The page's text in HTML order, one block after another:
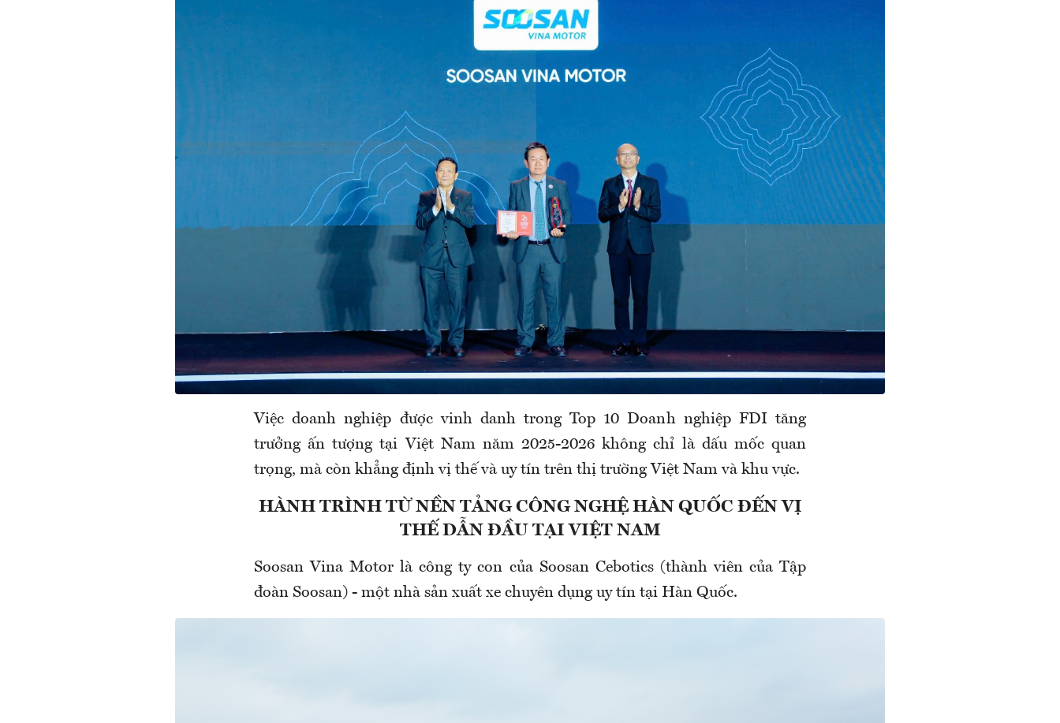
Việc doanh nghiệp được vinh danh trong Top 10 Doanh nghiệp FDI tăng
trưởng ấn tượng tại Việt Nam năm 2025-2026 không chỉ là dấu mốc quan
trọng, mà còn khẳng định vị thế và uy tín trên thị trường Việt Nam và khu vực.
HÀNH TRÌNH TỪ NỀN TẢNG CÔNG NGHỆ HÀN QUỐC ĐẾN VỊ
THẾ DẪN ĐẦU TẠI VIỆT NAM
Soosan Vina Motor là công ty con của Soosan Cebotics (thành viên của Tập
đoàn Soosan) - một nhà sản xuất xe chuyên dụng uy tín tại Hàn Quốc.